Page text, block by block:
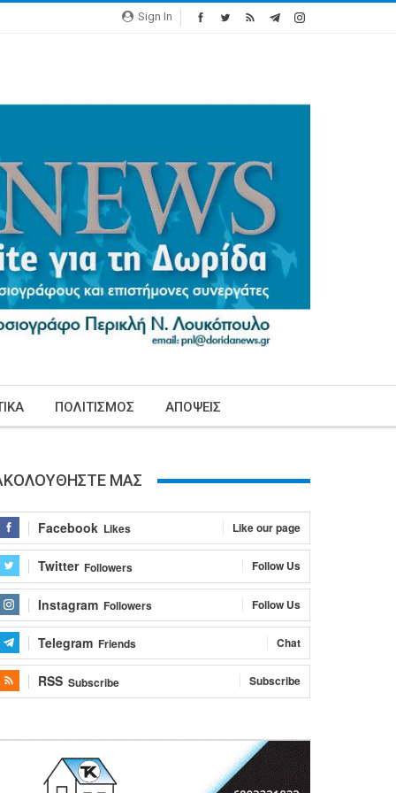
Sign In
ΠΟΛΙΤΙΣΜΟΣ ΑΠΟΨΕΙΣ
ΜΑΣ
Facebook Likes Like our page
Twitter Followers Follow Us
Instagram Followers Follow Us
Telegram Friends Chat
RSS Subscribe Subscribe